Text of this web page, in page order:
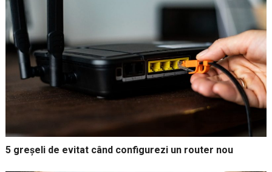
5 greșeli de evitat când configurezi un router nou